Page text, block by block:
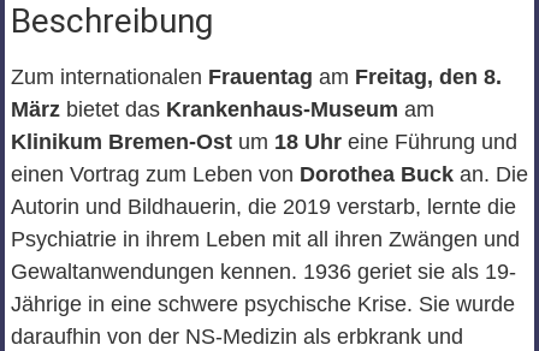
Beschreibung
Zum internationalen Frauentag am Freitag, den 8.
Märzbietet dasKrankenhaus-Museum am
Klinikum Bremen-Ostum 18 Uhreine Führung und
einen Vortrag zum Leben von Dorothea Buckan. Die
Autorin und Bildhauerin, die 2019 verstarb, lernte die
Psychiatrie in ihrem Leben mit all ihren Zwängen und
Gewaltanwendungen kennen. 1936 geriet sie als 19-
Jährige in eine schwere psychische Krise. Sie wurde
daraufhin von der NS-Medizin als erbkrank und